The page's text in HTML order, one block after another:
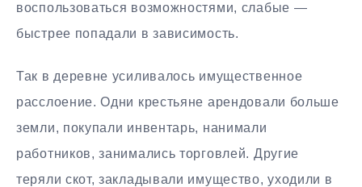
воспользоваться возможностями, слабые —
быстрее попадали в зависимость.
Так в деревне усиливалось имущественное
расслоение. Одни крестьяне арендовали больше
земли, покупали инвентарь, нанимали
работников, занимались торговлей. Другие
теряли скот, закладывали имущество, уходили в